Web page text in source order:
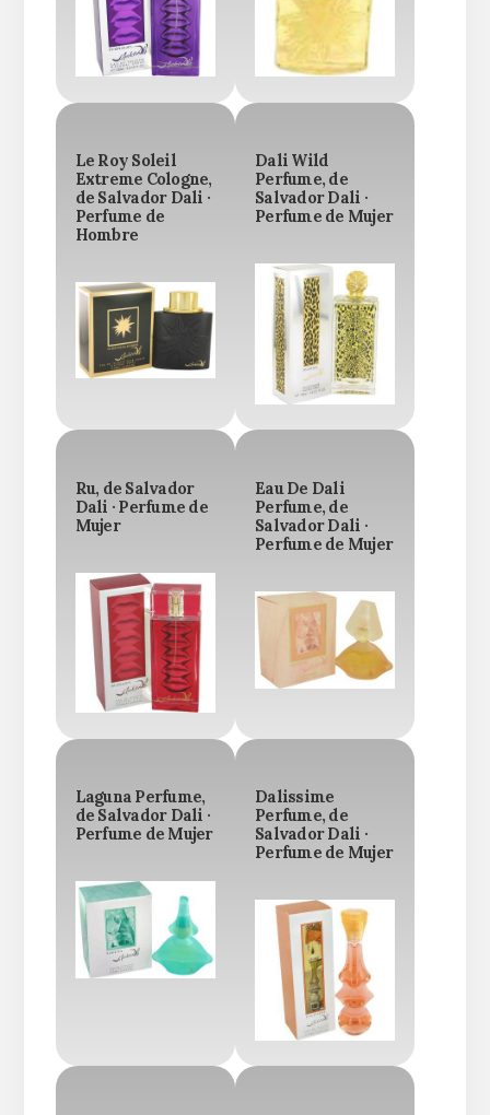
Le Roy Soleil
Extreme Cologne,
de Salvador Dali ·
Perfume de
Hombre
Dali Wild
Perfume, de
Salvador Dali ·
Perfume de Mujer
Ru, de Salvador
Dali · Perfume de
Mujer
Eau De Dali
Perfume, de
Salvador Dali ·
Perfume de Mujer
Laguna Perfume,
de Salvador Dali ·
Perfume de Mujer
Dalissime
Perfume, de
Salvador Dali ·
Perfume de Mujer